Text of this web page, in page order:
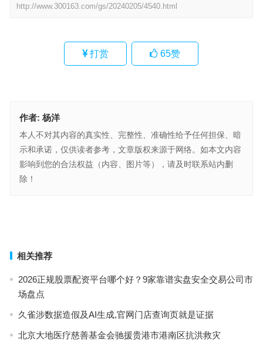
http://www.300163.com/gs/20240205/4540.html
打赏 65赞
作者: 杨洋
本人不对其内容的真实性、完整性、准确性给予任何担保、暗
示和承诺，仅供读者参考，文章版权来源于网络。如本文内容
影响到您的合法权益（内容、图片等），请及时联系站内删
除！
相关推荐
2026正规股票配资平台哪个好？9家靠谱实盘安全交易公司市
场盘点
久雀涉数据造假及AI生成,官网门店查询页就是证据
北京大地医疗慈善基金会驰援贵港市港南区抗洪救灾